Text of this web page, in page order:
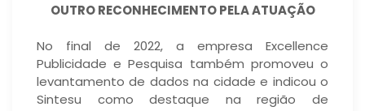
OUTRO RECONHECIMENTO PELA ATUAÇÃO
No final de 2022, a empresa Excellence
Publicidade e Pesquisa também promoveu o
levantamento de dados na cidade e indicou o
Sintesu como destaque na região de